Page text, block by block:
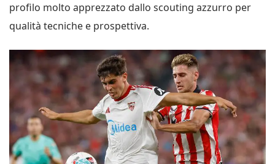
profilo molto apprezzato dallo scouting azzurro per
qualità tecniche e prospettiva.